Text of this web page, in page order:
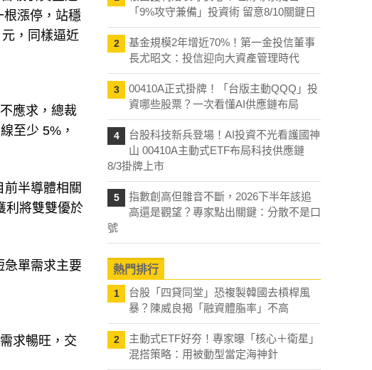
根漲停，站穩
，同樣逼近
應求，總裁
至少 5%，
半導體相關
利將雙雙優於
急單需求主要
求暢旺，交
「9%攻守兼備」投資術 留意8/10關鍵日
2
基金規模2年增近70%！第一金投信董事
長尤昭文：投信迎向大資產管理時代
3
00410A正式掛牌！「台版主動QQQ」投
資哪些股票？一次看懂AI供應鏈布局
4
台股科技新兵登場！AI投資不光看護國神
山 00410A主動式ETF布局科技供應鏈
8/3掛牌上市
5
指數創高但雜音不斷，2026下半年該追
高還是觀望？專家點出關鍵：分散不是口
號
熱門排行
1
台股「四貸同堂」恐複製韓國去槓桿風
暴？陳威良揭「融資體脂率」不高
2
主動式ETF好夯！專家曝「核心＋衛星」
混搭策略：用被動型當定海神針